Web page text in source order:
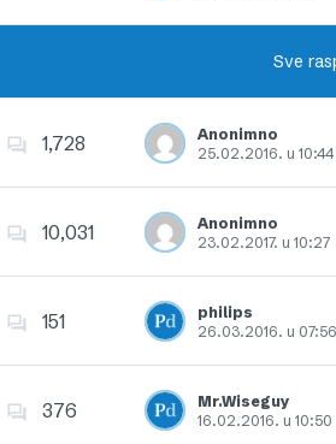
Dodajte u favorite
Sve
1,728
Anonimno
25.02.2016. u 10:44
Dodajte u favorite
10,031
Anonimno
23.02.2017. u 10:27
Dodajte u favorite
151
philips
26.03.2016. u 07:56
Dodajte u favorite
376
Mr.Wiseguy
16.02.2016. u 10:50